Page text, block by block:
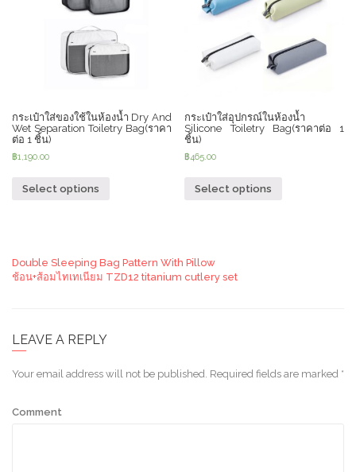
กระเป๋าใส่ของใช้ในห้องน้ำ Dry And
Wet Separation Toiletry Bag(ราคา
ต่อ 1 ชิ้น)
฿1,190.00
Select options
กระเป๋าใส่อุปกรณ์ในห้องน้ำ
Silicone Toiletry Bag(ราคาต่อ 1
ชิ้น)
฿465.00
Select options
Double Sleeping Bag Pattern With Pillow
ช้อน+ส้อมไทเทเนียม TZD12 titanium cutlery set
LEAVE A REPLY
Your email address will not be published. Required fields are marked *
Comment